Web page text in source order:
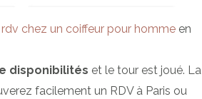
rdv chez un coiffeur pour homme en
disponibilités et le tour est joué. La
facilement un RDV à Paris ou